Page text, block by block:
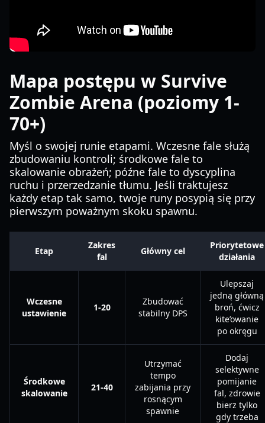
Mapa postępu w Survive
Zombie Arena (poziomy 1-
70+)
Myśl o swojej runie etapami. Wczesne fale służą
zbudowaniu kontroli; środkowe fale to
skalowanie obrażeń; późne fale to dyscyplina
ruchu i przerzedzanie tłumu. Jeśli traktujesz
każdy etap tak samo, twoje runy posypią się przy
pierwszym poważnym skoku spawnu.
Etap
Zakres
fal
Główny cel
Priorytetowe
działania
Wczesne
ustawienie
1-20
Zbudować
stabilny DPS
Ulepszaj
jedną główną
broń, ćwicz
kite’owanie
po okręgu
Środkowe
skalowanie
21-40
Utrzymać
tempo
zabijania przy
rosnącym
spawnie
Dodaj
selektywne
pomijanie
fal, zdrowie
bierz tylko
gdy trzeba